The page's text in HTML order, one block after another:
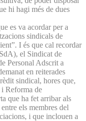
hi hagi més de dues
es va acordar per a
sindicals de
I és que cal recordar
el Sindicat de
Personal Adscrit a
en reiterades
sindical, hores que,
Reforma de
que ha fet arribar als
els membres del
i que inclouen a